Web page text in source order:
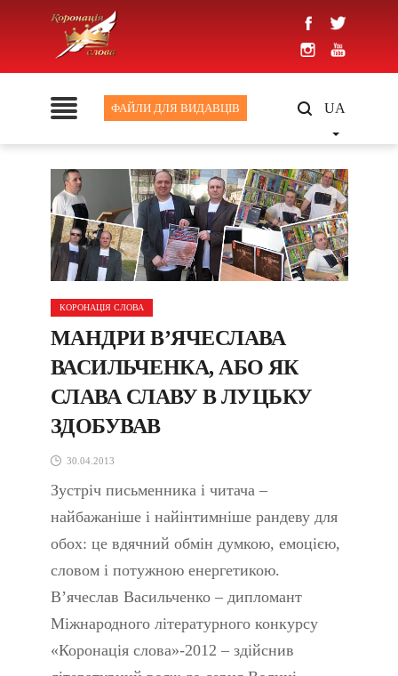
ФАЙЛИ ДЛЯ ВИДАВЦІВ UA
КОРОНАЦІЯ СЛОВА
МАНДРИ В’ЯЧЕСЛАВА
ВАСИЛЬЧЕНКА, АБО ЯК
СЛАВА СЛАВУ В ЛУЦЬКУ
ЗДОБУВАВ
30.04.2013
Зустріч письменника і читача –
найбажаніше і найінтимніше рандеву для
обох: це вдячний обмін думкою, емоцією,
словом і потужною енергетикою.
В’ячеслав Васильченко – дипломант
Міжнародного літературного конкурсу
«Коронація слова»-2012 – здійснив